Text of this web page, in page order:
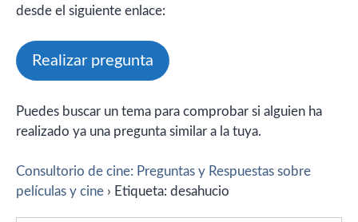
desde el siguiente enlace:
Realizar pregunta
Puedes buscar un tema para comprobar si alguien ha
realizado ya una pregunta similar a la tuya.
Consultorio de cine: Preguntas y Respuestas sobre
películas y cine › Etiqueta: desahucio